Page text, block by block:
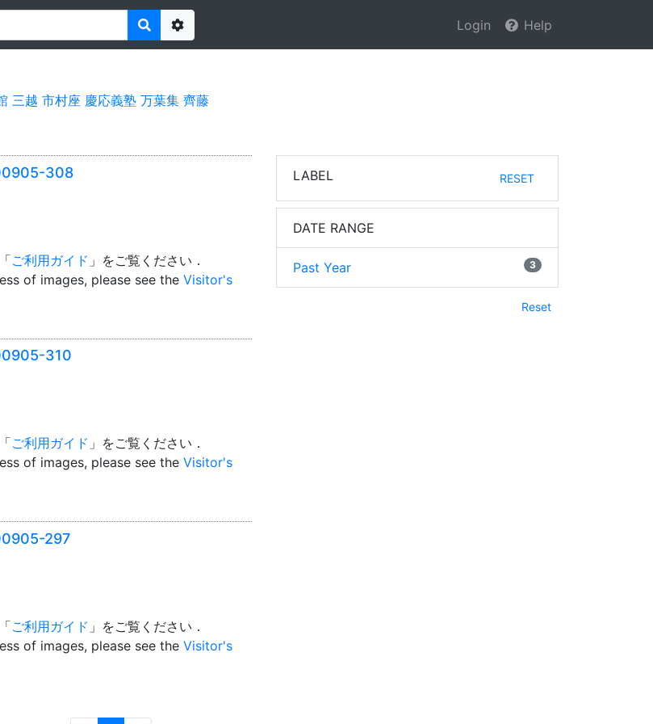
Options
Login Help
三越 市村座 慶応義塾 万葉集 齊藤
308
ご利用ガイド 」をご覧ください．
of images, please see the Visitor's
310
ご利用ガイド 」をご覧ください．
of images, please see the Visitor's
297
ご利用ガイド 」をご覧ください．
of images, please see the Visitor's
LABEL RESET
DATE RANGE
Past Year 3
Reset